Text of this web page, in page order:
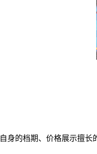
的档期、价格展示擅长